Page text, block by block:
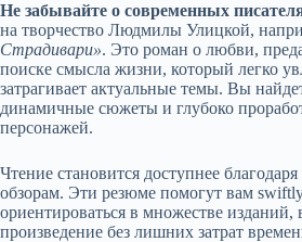
Не забывайте о современных
на творчество Людмилы Улицкой,
Страдивари». Это роман о любви,
поиске смысла жизни, который легко
затрагивает актуальные темы. Вы
динамичные сюжеты и глубоко
персонажей.
Чтение становится доступнее
обзорам. Эти резюме помогут вам
ориентироваться в множестве
произведение без лишних затрат